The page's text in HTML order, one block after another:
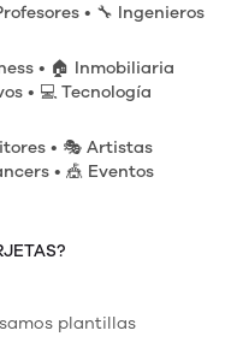
• 🔧 Ingenieros
• 🏠 Inmobiliaria
• 💻 Tecnología
• 🎭 Artistas
• 🎪 Eventos
plantillas